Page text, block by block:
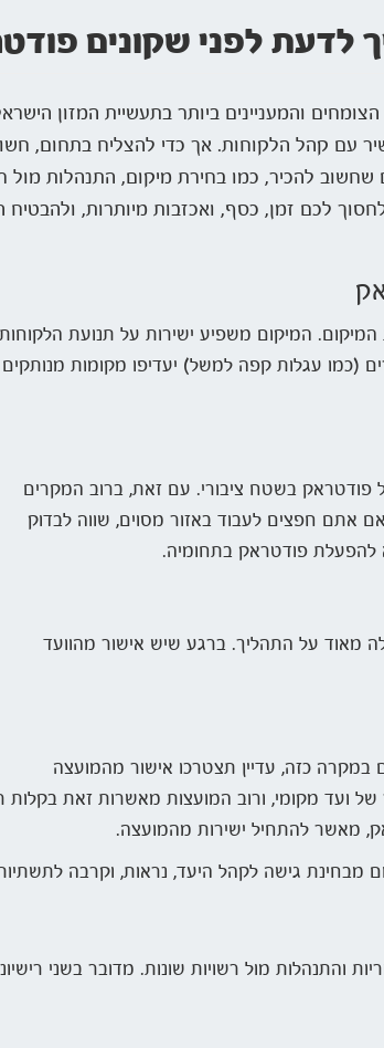
לדעת לפני שקונים
והמעניינים ביותר בתעשיית המזון
עם קהל הלקוחות. אך כדי להצליח בתחום,
להכיר, כמו בחירת מיקום, התנהלות מול
לחסוך לכם זמן, כסף, ואכזבות מיותרות,
המיקום משפיע ישירות על תנועת
(כמו עגלות קפה למשל) יעדיפו מקומות
פודטראק בשטח ציבורי. עם זאת, ברוב המקרים
אתם חפצים לעבוד באזור מסוים, שווה לבדוק
להפעלת פודטראק בתחומיה.
מאוד על התהליך. ברגע שיש אישור מהוועד
במקרה כזה, עדיין תצטרכו אישור מהמועצה
ועד מקומי, ורוב המועצות מאשרות זאת
מאשר להתחיל ישירות מהמועצה.
מבחינת גישה לקהל היעד, נראות, וקרבה
והתנהלות מול רשויות שונות. מדובר בשני